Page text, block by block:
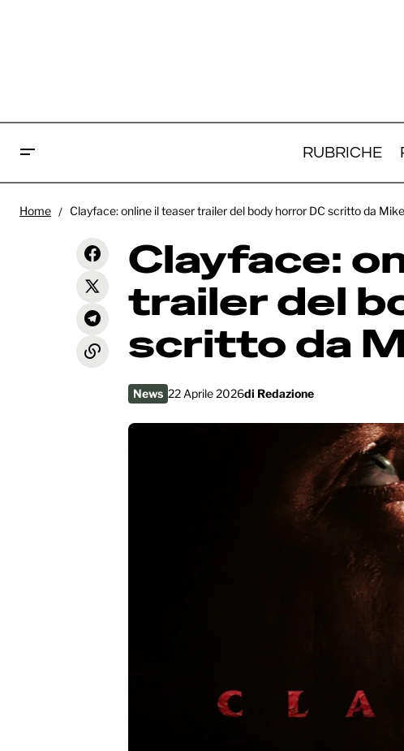
RUBRICHE
Home Clayface: online il teaser trailer del body horror DC scritto da
Clayface:
trailer del
scritto da
News 22 Aprile 2026di Redazione